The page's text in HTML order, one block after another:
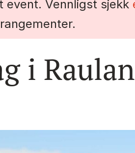
Vennligst sjekk
i